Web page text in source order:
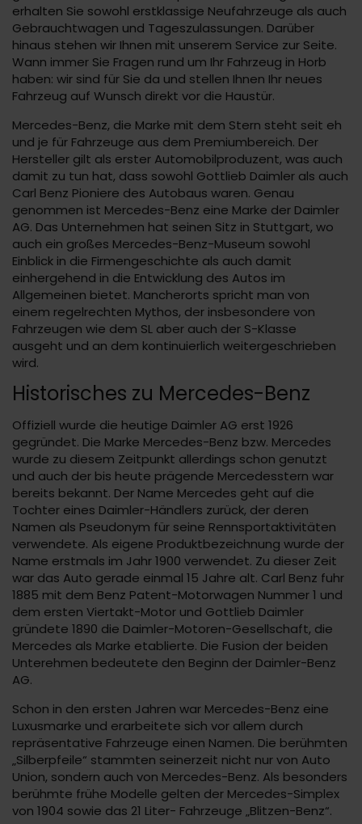
erhalten Sie sowohl erstklassige Neufahrzeuge als auch
Gebrauchtwagen und Tageszulassungen. Darüber
hinaus stehen wir Ihnen mit unserem Service zur Seite.
Wann immer Sie Fragen rund um Ihr Fahrzeug in Horb
haben: wir sind für Sie da und stellen Ihnen Ihr neues
Fahrzeug auf Wunsch direkt vor die Haustür.
Mercedes-Benz, die Marke mit dem Stern steht seit eh
und je für Fahrzeuge aus dem Premiumbereich. Der
Hersteller gilt als erster Automobilproduzent, was auch
damit zu tun hat, dass sowohl Gottlieb Daimler als auch
Carl Benz Pioniere des Autobaus waren. Genau
genommen ist Mercedes-Benz eine Marke der Daimler
AG. Das Unternehmen hat seinen Sitz in Stuttgart, wo
auch ein großes Mercedes-Benz-Museum sowohl
Einblick in die Firmengeschichte als auch damit
einhergehend in die Entwicklung des Autos im
Allgemeinen bietet. Mancherorts spricht man von
einem regelrechten Mythos, der insbesondere von
Fahrzeugen wie dem SL aber auch der S-Klasse
ausgeht und an dem kontinuierlich weitergeschrieben
wird.
Historisches zu Mercedes-Benz
Offiziell wurde die heutige Daimler AG erst 1926
gegründet. Die Marke Mercedes-Benz bzw. Mercedes
wurde zu diesem Zeitpunkt allerdings schon genutzt
und auch der bis heute prägende Mercedesstern war
bereits bekannt. Der Name Mercedes geht auf die
Tochter eines Daimler-Händlers zurück, der deren
Namen als Pseudonym für seine Rennsportaktivitäten
verwendete. Als eigene Produktbezeichnung wurde der
Name erstmals im Jahr 1900 verwendet. Zu dieser Zeit
war das Auto gerade einmal 15 Jahre alt. Carl Benz fuhr
1885 mit dem Benz Patent-Motorwagen Nummer 1 und
dem ersten Viertakt-Motor und Gottlieb Daimler
gründete 1890 die Daimler-Motoren-Gesellschaft, die
Mercedes als Marke etablierte. Die Fusion der beiden
Unterehmen bedeutete den Beginn der Daimler-Benz
AG.
Schon in den ersten Jahren war Mercedes-Benz eine
Luxusmarke und erarbeitete sich vor allem durch
repräsentative Fahrzeuge einen Namen. Die berühmten
„Silberpfeile“ stammten seinerzeit nicht nur von Auto
Union, sondern auch von Mercedes-Benz. Als besonders
berühmte frühe Modelle gelten der Mercedes-Simplex
von 1904 sowie das 21 Liter- Fahrzeuge „Blitzen-Benz“.